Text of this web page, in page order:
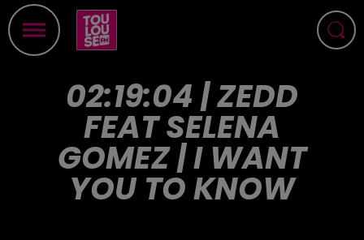
02:19:04 | ZEDD
FEAT SELENA
GOMEZ | I WANT
YOU TO KNOW